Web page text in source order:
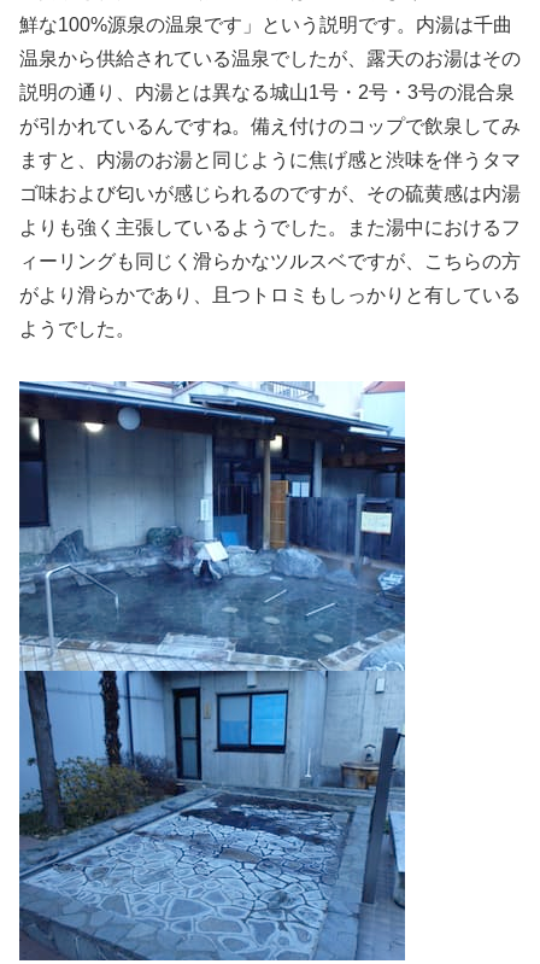
鮮な100%源泉の温泉です」という説明です。内湯は千曲
温泉から供給されている温泉でしたが、露天のお湯はその
説明の通り、内湯とは異なる城山1号・2号・3号の混合泉
が引かれているんですね。備え付けのコップで飲泉してみ
ますと、内湯のお湯と同じように焦げ感と渋味を伴うタマ
ゴ味および匂いが感じられるのですが、その硫黄感は内湯
よりも強く主張しているようでした。また湯中におけるフ
ィーリングも同じく滑らかなツルスベですが、こちらの方
がより滑らかであり、且つトロミもしっかりと有している
ようでした。